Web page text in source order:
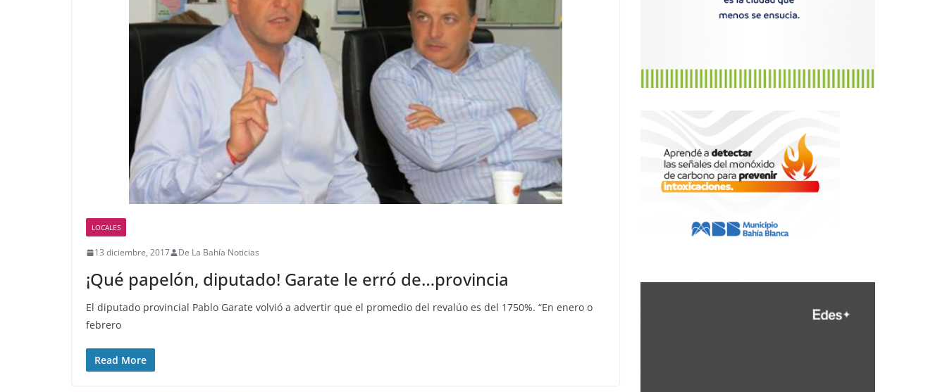
LOCALES
13 diciembre, 2017 De La Bahía Noticias
¡Qué papelón, diputado! Garate le erró de…provincia
El diputado provincial Pablo Garate volvió a advertir que el promedio del revalúo es del 1750%. “En enero o
febrero
Read More